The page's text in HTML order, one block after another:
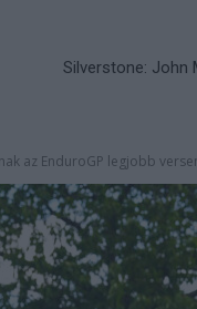
Silverstone: John